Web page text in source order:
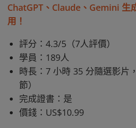
ChatGPT、Claude、Gemini 生
用！
評分：4.3/5（7人評價）
學員：189人
時長：7 小時 35 分隨選影片
節）
完成證書：是
價錢：US$10.99